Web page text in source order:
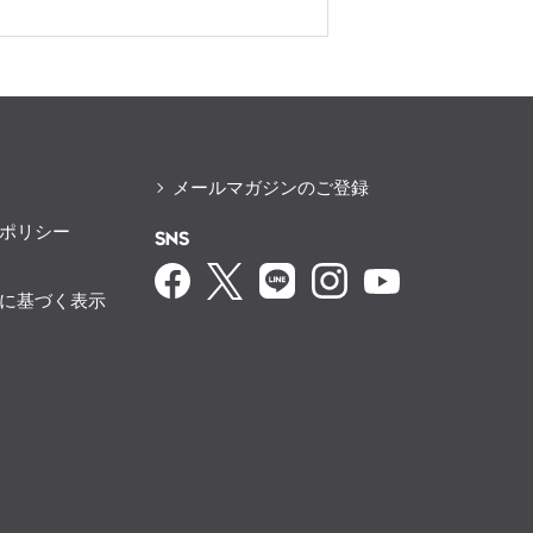
リシー
基づく表示
メールマガジンのご登録
SNS